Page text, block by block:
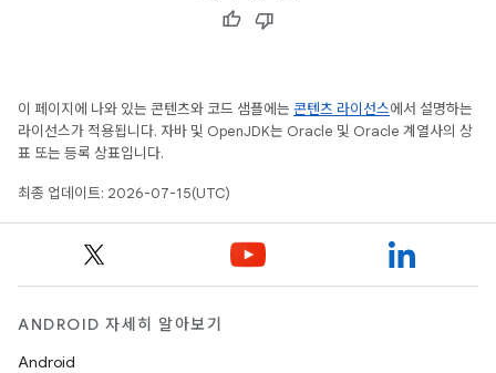
이 페이지에 나와 있는 콘텐츠와 코드 샘플에는 콘텐츠 라이선스에서 설명하는
라이선스가 적용됩니다. 자바 및 OpenJDK는 Oracle 및 Oracle 계열사의 상
표 또는 등록 상표입니다.
최종 업데이트: 2026-07-15(UTC)
ANDROID 자세히 알아보기
Android